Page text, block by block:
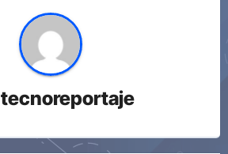
tecnoreportaje